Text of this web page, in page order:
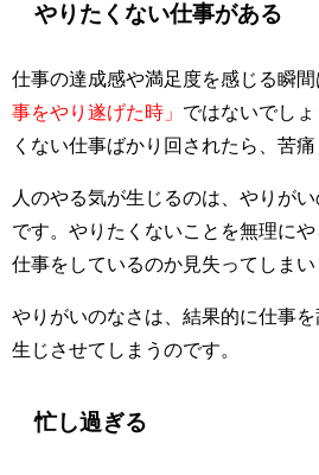
やりたくない仕事がある
仕事の達成感や満足度を感じる瞬間
事をやり遂げた時」 ではないでし
くない仕事ばかり回されたら、苦痛
人のやる気が生じるのは、やりが
です。やりたくないことを無理に
仕事をしているのか見失ってしまい
やりがいのなさは、結果的に仕事
生じさせてしまうのです。
忙し過ぎる